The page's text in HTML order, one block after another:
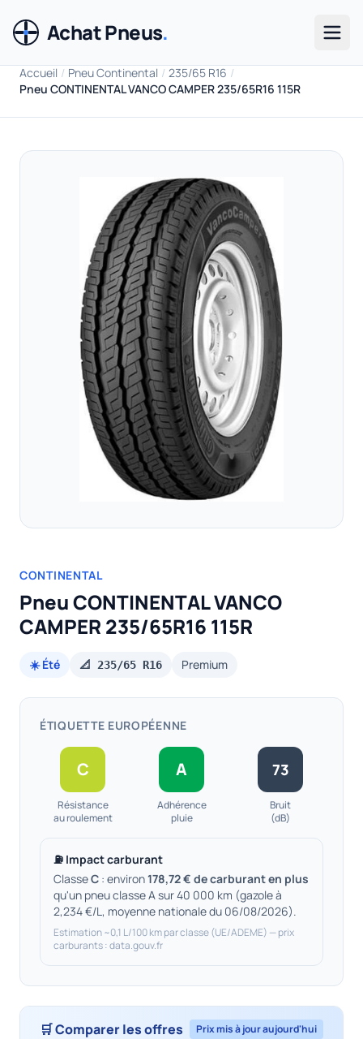
Achat Pneus.
Accueil / Pneu Continental / 235/65 R16 /
Pneu CONTINENTAL VANCO CAMPER 235/65R16 115R
CONTINENTAL
Pneu CONTINENTAL VANCO
CAMPER 235/65R16 115R
☀️ Été 📐 235/65 R16 Premium
ÉTIQUETTE EUROPÉENNE
C
Résistance
au roulement
A
Adhérence
pluie
73
Bruit
(dB)
⛽ Impact carburant
ClasseC : environ178,72 € de carburant en plus
qu'un pneu classe A sur 40 000 km (gazole à
2,234 €/L, moyenne nationale du 06/08/2026).
Estimation ~0,1 L/100 km par classe (UE/ADEME) — prix
carburants : data.gouv.fr
🛒 Comparer les offres Prix mis à jour aujourd'hui